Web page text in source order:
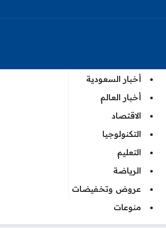
أخبار السعودية
أخبار العالم
الاقتصاد
التكنولوجيا
التعليم
الرياضة
عروض وتخفيضات
منوعات